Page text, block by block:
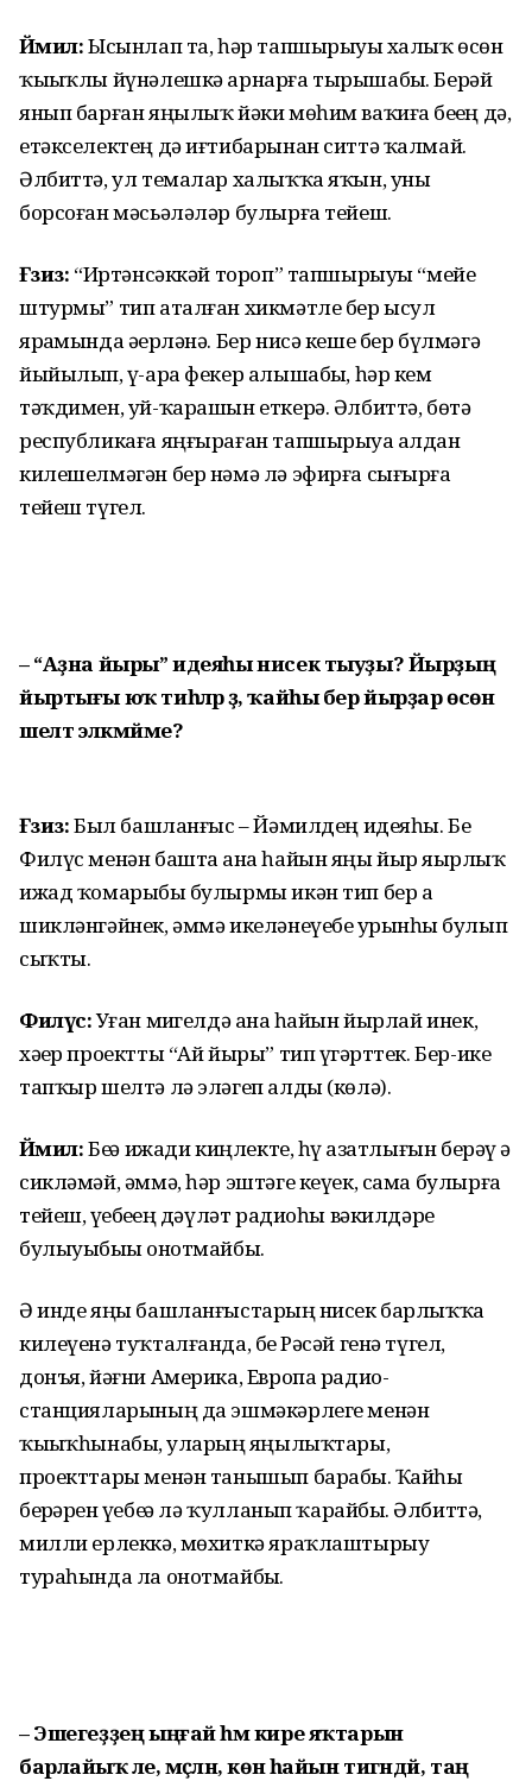
Йәмил:Ысынлап та, һәр тап­шырыуҙы халыҡ өсөн
ҡыҙыҡлы йү­нәлешкә арнарға тырышабыҙ. Берәй
янып барған яңылыҡ йәки мөһим ваҡиға беҙҙең дә,
етәкселектең дә иғтибарынан ситтә ҡалмай.
Әлбиттә, ул темалар халыҡҡа яҡын, уны
борсоған мәсьәләләр булырға тейеш.
Ғәзиз: “Иртәнсәккәй тороп” тапшырыуы “мейе
штурмы” тип аталған хикмәтле бер ысул
ярҙамында әҙерләнә. Бер нисә кеше бер бүлмәгә
йыйылып, үҙ-ара фекер алышабыҙ, һәр кем
тәҡдимен, уй-ҡарашын еткерә. Әлбиттә, бөтә
республикаға яңғыраған тапшырыуҙа алдан
килешелмәгән бер нәмә лә эфирға сығырға
тейеш түгел.
– “Аҙна йыры” идеяһы нисек тыуҙы? Йырҙың
йыртығы юҡ тиһәләр ҙә, ҡайһы бер йырҙар өсөн
шелтә эләкмәйме?
Ғәзиз:Был башланғыс – Йәмилдең идеяһы. Беҙ
Филүс менән башта аҙна һайын яңы йыр яҙырлыҡ
ижад ҡомарыбыҙ булырмы икән тип бер аҙ
шикләнгәйнек, әммә икеләнеүебеҙ урынһыҙ булып
сыҡты.
Филүс:Уҙған миҙгелдә аҙна һайын йырлай инек,
хәҙер проектты “Ай йыры” тип үҙгәрттек. Бер-ике
тапҡыр шелтә лә эләгеп алды (көлә).
Йәмил:Беҙҙә ижади киңлекте, һүҙ азатлығын берәү ҙә
сикләмәй, әм­мә, һәр эштәге кеүек, сама булырға
тейеш, үҙебеҙҙең дәүләт радиоһы вәкилдәре
булыуыбыҙҙы онотмай­быҙ.
Ә инде яңы башланғыстарҙың нисек барлыҡҡа
килеүенә туҡтал­ғанда, беҙ Рәсәй генә түгел,
донъя, йәғни Америка, Европа радио­
станцияларының да эшмәкәрлеге менән
ҡыҙыҡһынабыҙ, уларҙың яңылыҡтары,
проекттары менән танышып барабыҙ. Ҡайһы
берҙәрен үҙебеҙҙә лә ҡулланып ҡарайбыҙ. Әлбиттә,
милли ерлеккә, мөхиткә яраҡлаштырыу
тураһында ла онотмайбыҙ.
– Эшегеҙҙең ыңғай һәм кире яҡтарын
барлайыҡ әле, мәҫәлән, көн һайын тигәндәй, таң